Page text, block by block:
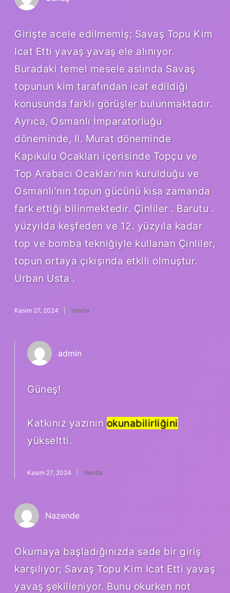
Girişte acele edilmemiş; Savaş Topu Kim
Icat Etti yavaş yavaş ele alınıyor.
Buradaki temel mesele aslında Savaş
topunun kim tarafından icat edildiği
konusunda farklı görüşler bulunmaktadır.
Ayrıca, Osmanlı İmparatorluğu
döneminde, II. Murat döneminde
Kapıkulu Ocakları içerisinde Topçu ve
Top Arabacı Ocakları’nın kurulduğu ve
Osmanlı’nın topun gücünü kısa zamanda
fark ettiği bilinmektedir. Çinliler . Barutu .
yüzyılda keşfeden ve 12. yüzyıla kadar
top ve bomba tekniğiyle kullanan Çinliler,
topun ortaya çıkışında etkili olmuştur.
Urban Usta .
Kasım 27, 2024 Yanıtla
admin
Güneş!
Katkınız yazının okunabilirliğini
yükseltti.
Kasım 27, 2024 Yanıtla
Nazende
Okumaya başladığınızda sade bir giriş
karşılıyor; Savaş Topu Kim Icat Etti yavaş
yavaş şekilleniyor. Bunu okurken not